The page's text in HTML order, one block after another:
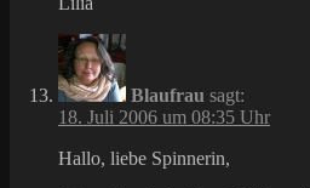
Blaufrau sagt:
18. Juli 2006 um 08:35 Uhr
Hallo, liebe Spinnerin,